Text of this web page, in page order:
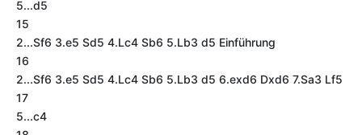
5...d5
15
2...Sf6 3.e5 Sd5 4.Lc4 Sb6 5.Lb3 d5 Einführung
16
2...Sf6 3.e5 Sd5 4.Lc4 Sb6 5.Lb3 d5 6.exd6 Dxd6 7.Sa3 Lf5
17
5...c4